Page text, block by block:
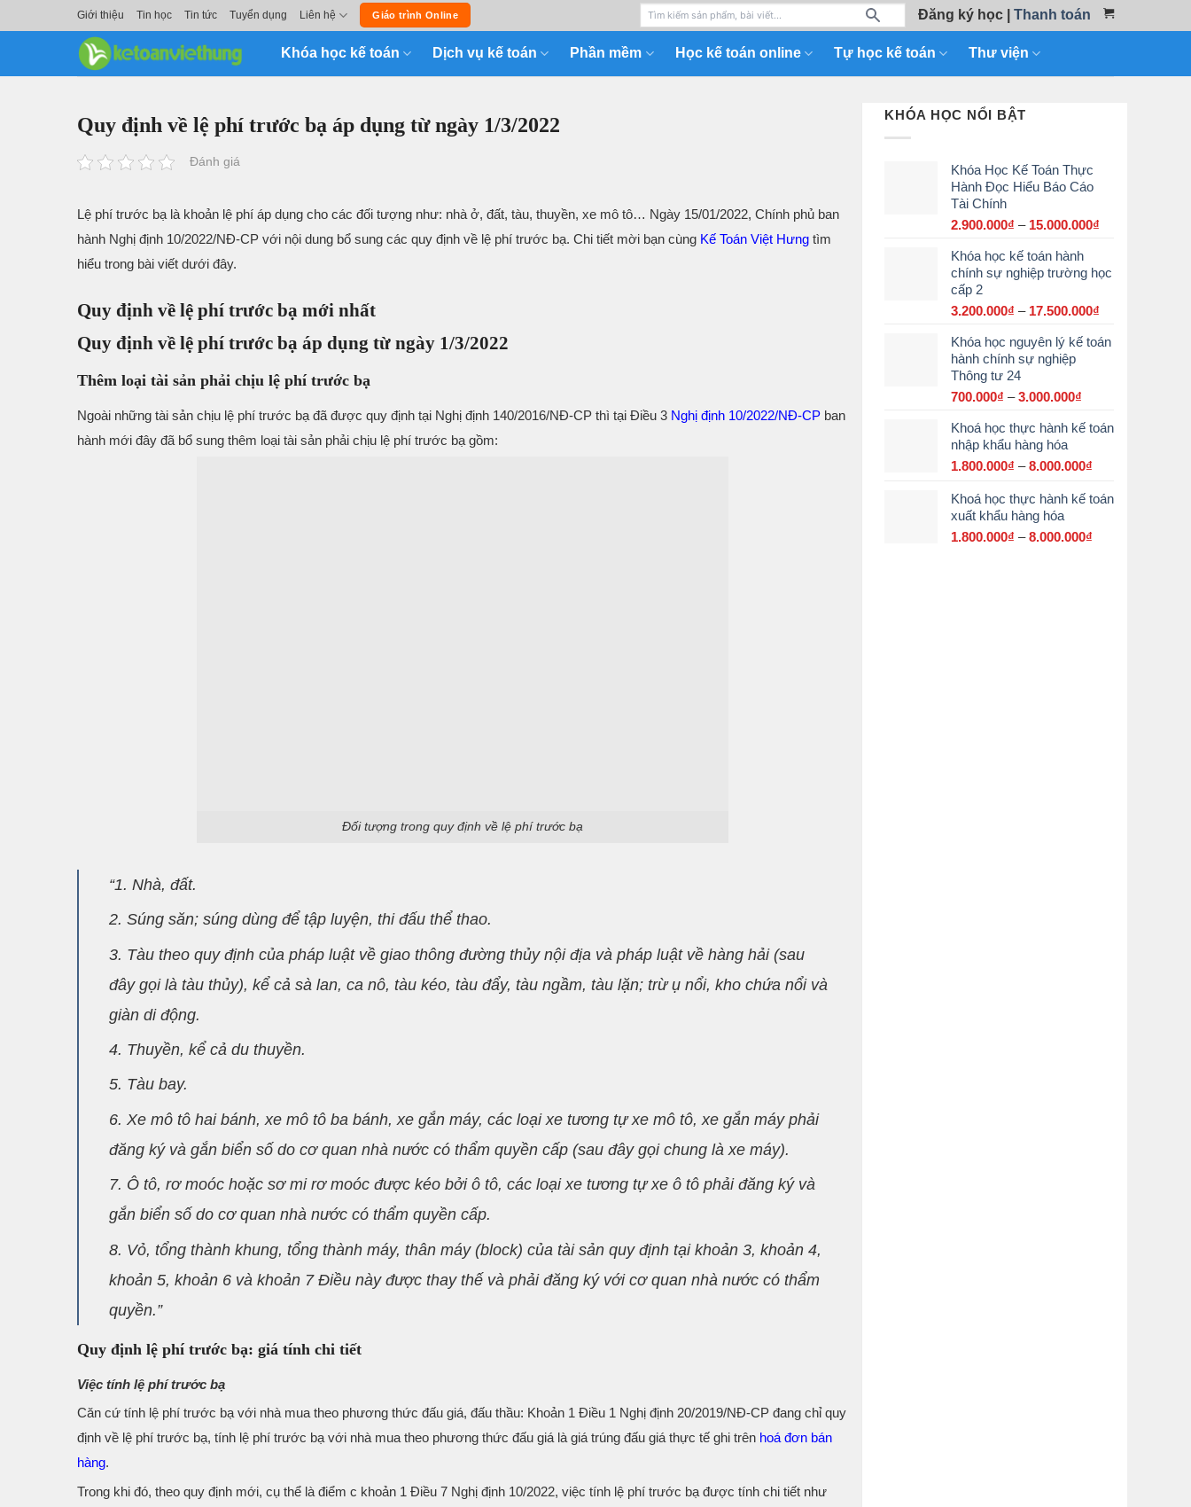
Giới thiệu Tin học Tin tức Tuyển dụng Liên hệ Giáo trình Online Đăng ký học| Thanh toán
Khóa học kế toán Dịch vụ kế toán Phần mềm Học kế toán online Tự học kế toán Thư viện
Quy định về lệ phí trước bạ áp dụng từ ngày 1/3/2022
Đánh giá
Lệ phí trước bạ là khoản lệ phí áp dụng cho các đối tượng như: nhà ở, đất, tàu, thuyền, xe mô tô… Ngày 15/01/2022, Chính phủ ban
hành Nghị định 10/2022/NĐ-CP với nội dung bổ sung các quy định về lệ phí trước bạ. Chi tiết mời bạn cùng Kế Toán Việt Hưng tìm
hiểu trong bài viết dưới đây.
Quy định về lệ phí trước bạ mới nhất
Quy định về lệ phí trước bạ áp dụng từ ngày 1/3/2022
Thêm loại tài sản phải chịu lệ phí trước bạ
Ngoài những tài sản chịu lệ phí trước bạ đã được quy định tại Nghị định 140/2016/NĐ-CP thì tại Điều 3 Nghị định 10/2022/NĐ-CP ban
hành mới đây đã bổ sung thêm loại tài sản phải chịu lệ phí trước bạ gồm:
Đối tượng trong quy định về lệ phí trước bạ
“1. Nhà, đất.
2. Súng săn; súng dùng để tập luyện, thi đấu thể thao.
3. Tàu theo quy định của pháp luật về giao thông đường thủy nội địa và pháp luật về hàng hải (sau
đây gọi là tàu thủy), kể cả sà lan, ca nô, tàu kéo, tàu đẩy, tàu ngầm, tàu lặn; trừ ụ nổi, kho chứa nổi và
giàn di động.
4. Thuyền, kể cả du thuyền.
5. Tàu bay.
6. Xe mô tô hai bánh, xe mô tô ba bánh, xe gắn máy, các loại xe tương tự xe mô tô, xe gắn máy phải
đăng ký và gắn biển số do cơ quan nhà nước có thẩm quyền cấp (sau đây gọi chung là xe máy).
7. Ô tô, rơ moóc hoặc sơ mi rơ moóc được kéo bởi ô tô, các loại xe tương tự xe ô tô phải đăng ký và
gắn biển số do cơ quan nhà nước có thẩm quyền cấp.
8. Vỏ, tổng thành khung, tổng thành máy, thân máy (block) của tài sản quy định tại khoản 3, khoản 4,
khoản 5, khoản 6 và khoản 7 Điều này được thay thế và phải đăng ký với cơ quan nhà nước có thẩm
quyền.”
Quy định lệ phí trước bạ: giá tính chi tiết
Việc tính lệ phí trước bạ
Căn cứ tính lệ phí trước bạ với nhà mua theo phương thức đấu giá, đấu thầu: Khoản 1 Điều 1 Nghị định 20/2019/NĐ-CP đang chỉ quy
định về lệ phí trước bạ, tính lệ phí trước bạ với nhà mua theo phương thức đấu giá là giá trúng đấu giá thực tế ghi trên hoá đơn bán
hàng.
Trong khi đó, theo quy định mới, cụ thể là điểm c khoản 1 Điều 7 Nghị định 10/2022, việc tính lệ phí trước bạ được tính chi tiết như
KHÓA HỌC NỔI BẬT
Khóa Học Kế Toán Thực
Hành Đọc Hiểu Báo Cáo
Tài Chính
2.900.000₫ – 15.000.000₫
2.900.000₫
Khóa học kế toán hành
chính sự nghiệp trường học
cấp 2
3.200.000₫ – 17.500.000₫
từ
Khóa học nguyên lý kế toán
hành chính sự nghiệp
Thông tư 24
700.000₫ – 3.000.000₫
từ
đến
Khoá học thực hành kế toán
nhập khẩu hàng hóa
1.800.000₫ – 8.000.000₫
từ
Khoá học thực hành kế toán
xuất khẩu hàng hóa
1.800.000₫ – 8.000.000₫